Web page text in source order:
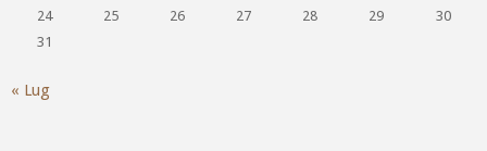
24
25 26 27 28 29
30
31
« Lug